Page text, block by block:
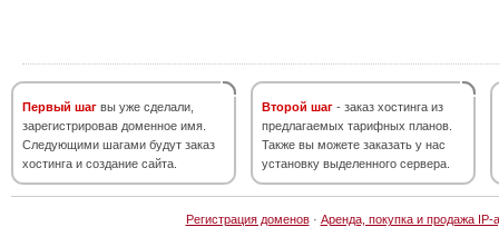
Первый шаг вы уже сделали,
зарегистрировав доменное имя.
Следующими шагами будут заказ
хостинга и создание сайта.
Второй шаг - заказ хостинга из
предлагаемых тарифных планов.
Также вы можете заказать у нас
установку выделенного сервера.
Регистрация доменов· Аренда, покупка и продажа IP-